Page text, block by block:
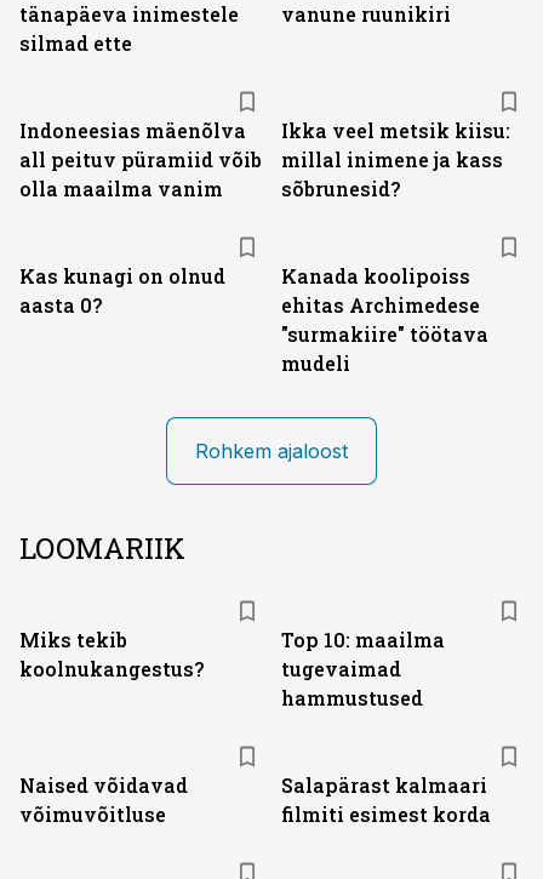
tänapäeva inimestele
silmad ette
vanune ruunikiri
Indoneesias mäenõlva
all peituv püramiid võib
olla maailma vanim
Ikka veel metsik kiisu:
millal inimene ja kass
sõbrunesid?
Kas kunagi on olnud
aasta 0?
Kanada koolipoiss
ehitas Archimedese
"surmakiire" töötava
mudeli
Rohkem ajaloost
LOOMARIIK
Miks tekib
koolnukangestus?
Top 10: maailma
tugevaimad
hammustused
Naised võidavad
võimuvõitluse
Salapärast kalmaari
filmiti esimest korda